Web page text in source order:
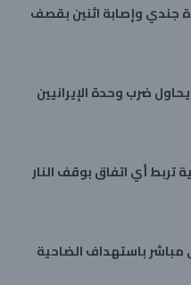
جندي وإصابة اثنين بقصف
ضرب وحدة الإيرانيين
تربط أي اتفاق بوقف النار
مباشر باستهداف الضاحية